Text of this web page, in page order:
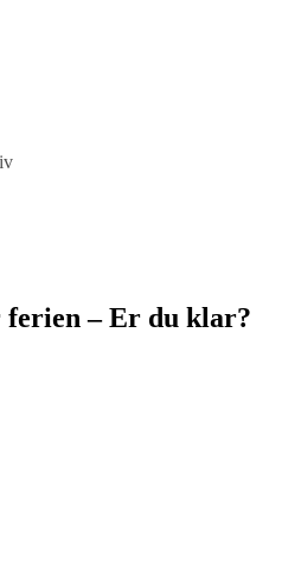
– Er du klar?